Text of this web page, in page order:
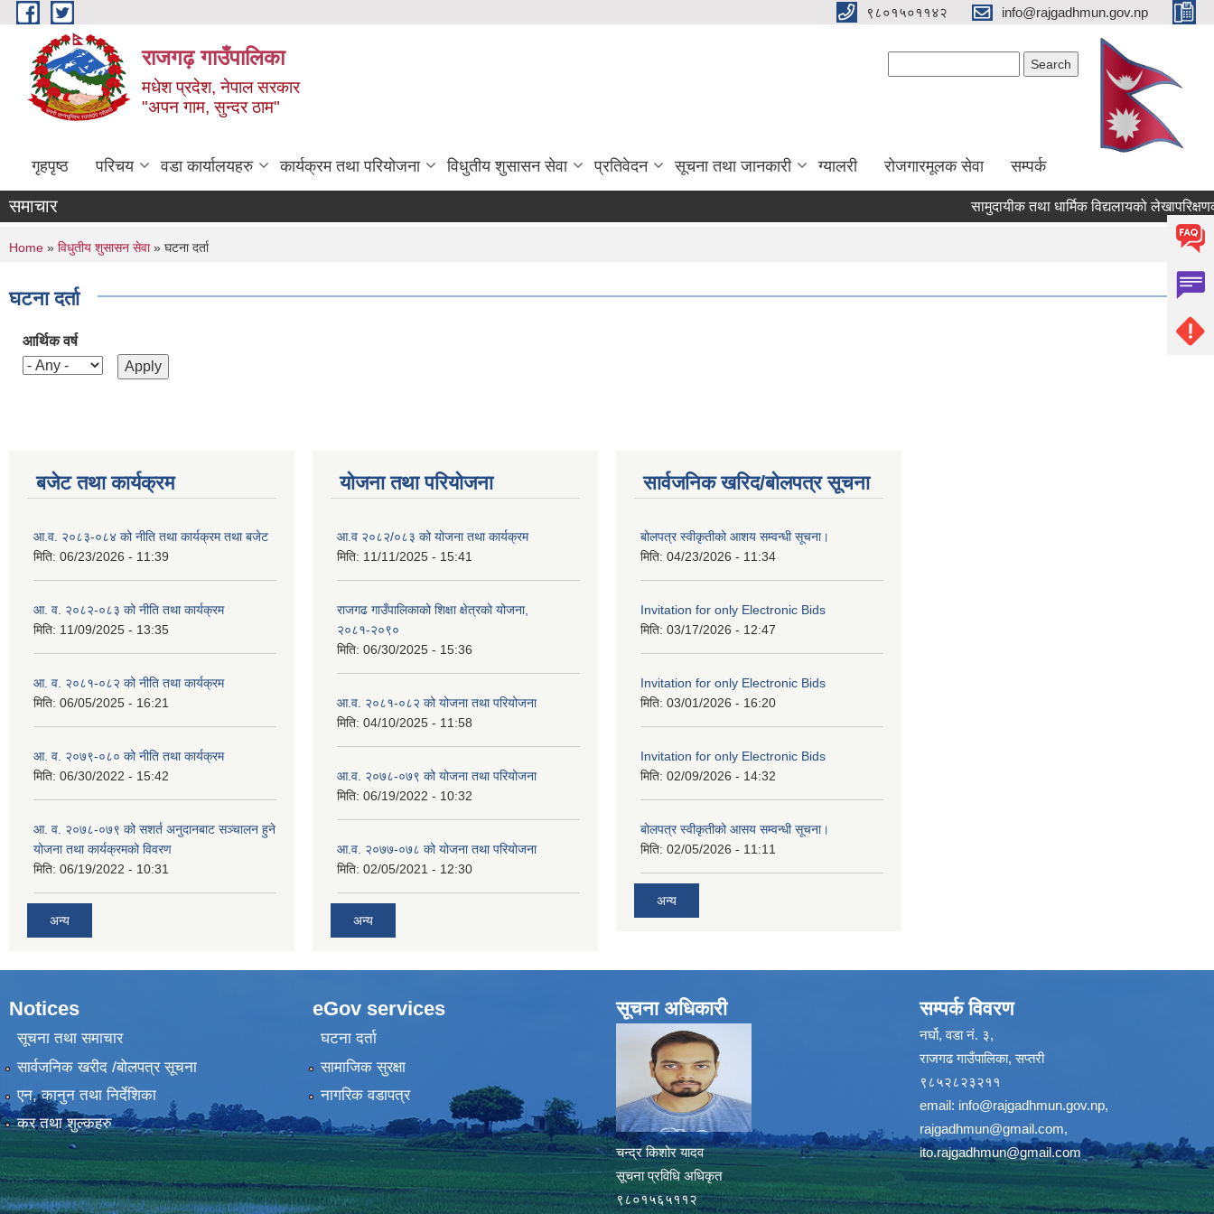
Skip to main content ९८०१५०११४२ info@rajgadhmun.gov.np
राजगढ़ गाउँपालिका
मधेश प्रदेश, नेपाल सरकार
"अपन गाम, सुन्दर ठाम"
गृहपृष्ठ परिचय वडा कार्यालयहरु कार्यक्रम तथा परियोजना विधुतीय शुसासन सेवा प्रतिवेदन सूचना तथा जानकारी ग्यालरी रोजगारमूलक सेवा सम्पर्क
समाचार सामुदायीक तथा धार्मिक विद्यलायको
You are here
Home » विधुतीय शुसासन सेवा» घटना दर्ता
घटना दर्ता
आर्थिक वर्ष
बजेट तथा कार्यक्रम
आ.व. २०८३-०८४ को नीति तथा कार्यक्रम तथा बजेट
मिति: 06/23/2026 - 11:39
आ. व. २०८२-०८३ को नीति तथा कार्यक्रम
मिति: 11/09/2025 - 13:35
आ. व. २०८१-०८२ को नीति तथा कार्यक्रम
मिति: 06/05/2025 - 16:21
आ. व. २०७९-०८० को नीति तथा कार्यक्रम
मिति: 06/30/2022 - 15:42
आ. व. २०७८-०७९ को सशर्त अनुदानबाट सञ्चालन हुने
योजना तथा कार्यक्रमको विवरण
मिति: 06/19/2022 - 10:31
अन्य
योजना तथा परियोजना
आ.व २०८२/०८३ को योजना तथा कार्यक्रम
मिति: 11/11/2025 - 15:41
राजगढ गाउँपालिकाको शिक्षा क्षेत्रको योजना,
२०८१-२०९०
मिति: 06/30/2025 - 15:36
आ.व. २०८१-०८२ को योजना तथा परियोजना
मिति: 04/10/2025 - 11:58
आ.व. २०७८-०७९ को योजना तथा परियोजना
मिति: 06/19/2022 - 10:32
आ.व. २०७७-०७८ को योजना तथा परियोजना
मिति: 02/05/2021 - 12:30
अन्य
सार्वजनिक खरिद/बोलपत्र सूचना
बोलपत्र स्वीकृतीको आशय सम्वन्धी सूचना।
मिति: 04/23/2026 - 11:34
Invitation for only Electronic Bids
मिति: 03/17/2026 - 12:47
Invitation for only Electronic Bids
मिति: 03/01/2026 - 16:20
Invitation for only Electronic Bids
मिति: 02/09/2026 - 14:32
बोलपत्र स्वीकृतीको आसय सम्वन्धी सूचना।
मिति: 02/05/2026 - 11:11
अन्य
Notices
सूचना तथा समाचार
सार्वजनिक खरीद /बोलपत्र सूचना
एन, कानुन तथा निर्देशिका
कर तथा शुल्कहरु
eGov services
घटना दर्ता
सामाजिक सुरक्षा
नागरिक वडापत्र
सूचना अधिकारी
चन्द्र किशोर यादव
सूचना प्रविधि अधिकृत
९८०१५६५११२
सम्पर्क विवरण
नर्घो, वडा नं. ३,
राजगढ गाउँपालिका, सप्तरी
९८५२८२३२११
email: info@rajgadhmun.gov.np,
rajgadhmun@gmail.com,
ito.rajgadhmun@gmail.com